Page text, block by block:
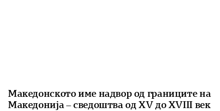
Македонското име надвор од границите на
Македонија – сведоштва од XV до XVIII век